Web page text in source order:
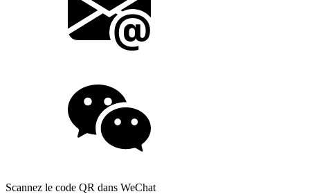
Scannez le code QR dans WeChat